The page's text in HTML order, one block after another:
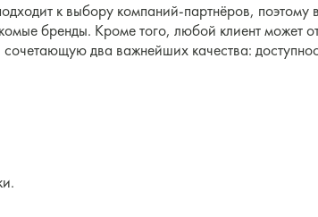
к выбору компаний-партнёров, поэтому
бренды. Кроме того, любой клиент может
два важнейших качества: